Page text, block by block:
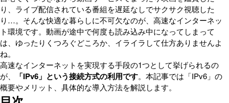
り、ライブ配信されている番組を遅延なしでサクサク視聴した
り…。そんな快適な暮らしに不可欠なのが、高速なインターネッ
ト環境です。動画が途中で何度も読み込み中になってしまって
は、ゆったりくつろぐどころか、イライラして仕方ありませんよ
ね。
高速なインターネットを実現する手段の1つとして挙げられるの
が、
「IPv6」という接続方式の利用です。本記事では「IPv6」の
概要やメリット、具体的な導入方法を解説します。